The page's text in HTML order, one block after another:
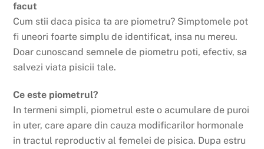
facut
Cum stii daca pisica ta are piometru? Simptomele pot
fi uneori foarte simplu de identificat, insa nu mereu.
Doar cunoscand semnele de piometru poti, efectiv, sa
salvezi viata pisicii tale.
Ce este piometrul?
In termeni simpli, piometrul este o acumulare de puroi
in uter, care apare din cauza modificarilor hormonale
in tractul reproductiv al femelei de pisica. Dupa estru